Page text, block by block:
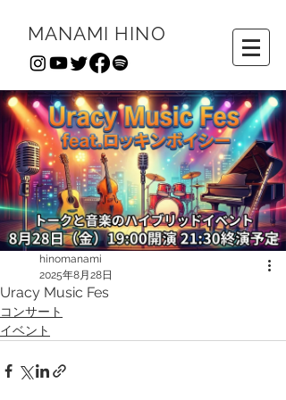
MANAMI HINO
Uracy Music Fes
hinomanami
2025年8月28日
コンサート
イベント